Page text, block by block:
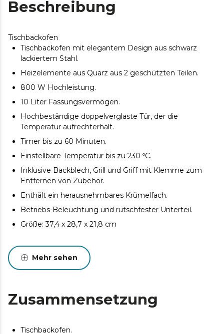
Beschreibung
Tischbackofen
Tischbackofen mit elegantem Design aus schwarz
lackiertem Stahl.
Heizelemente aus Quarz aus 2 geschützten Teilen.
800 W Hochleistung.
10 Liter Fassungsvermögen.
Hochbeständige doppelverglaste Tür, der die
Temperatur aufrechterhält.
Timer bis zu 60 Minuten.
Einstellbare Temperatur bis zu 230 ºC.
Inklusive Backblech, Grill und Griff mit Klemme zum
Entfernen von Zubehör.
Enthält ein herausnehmbares Krümelfach.
Betriebs-Beleuchtung und rutschfester Unterteil.
Größe: 37,4 x 28,7 x 21,8 cm
Mehr sehen
Zusammensetzung
Tischbackofen.